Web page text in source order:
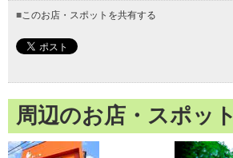
■ このお店・スポットを共有する
周辺のお店・スポット